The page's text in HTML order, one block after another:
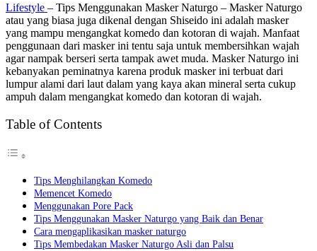
Lifestyle – Tips Menggunakan Masker Naturgo – Masker Naturgo
atau yang biasa juga dikenal dengan Shiseido ini adalah masker
yang mampu mengangkat komedo dan kotoran di wajah. Manfaat
penggunaan dari masker ini tentu saja untuk membersihkan wajah
agar nampak berseri serta tampak awet muda. Masker Naturgo ini
kebanyakan peminatnya karena produk masker ini terbuat dari
lumpur alami dari laut dalam yang kaya akan mineral serta cukup
ampuh dalam mengangkat komedo dan kotoran di wajah.
Table of Contents
Tips Menghilangkan Komedo
Memencet Komedo
Menggunakan Pore Pack
Tips Menggunakan Masker Naturgo yang Baik dan Benar
Cara mengaplikasikan masker naturgo
Tips Membedakan Masker Naturgo Asli dan Palsu